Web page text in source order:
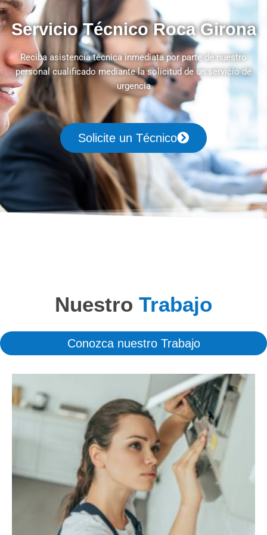
Servicio Técnico Roca Girona
Reciba asistencia técnica inmediata por parte de nuestro
personal cualificado mediante la solicitud de un servicio de
urgencia
Solicite un Técnico
Nuestro Trabajo
Conozca nuestro Trabajo